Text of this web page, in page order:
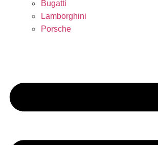
Bugatti
Lamborghini
Porsche